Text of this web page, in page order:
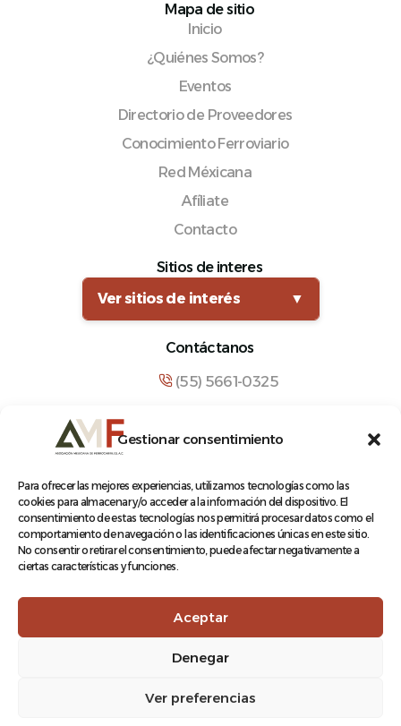
Gestionar consentimiento
Para ofrecer las mejores experiencias, utilizamos tecnologías como las
cookies para almacenar y/o acceder a la información del dispositivo. El
consentimiento de estas tecnologías nos permitirá procesar datos como el
comportamiento de navegación o las identificaciones únicas en este sitio.
No consentir o retirar el consentimiento, puede afectar negativamente a
ciertas características y funciones.
Aceptar
Denegar
Ver preferencias
Mapa de sitio
Inicio
¿Quiénes Somos?
Eventos
Directorio de Proveedores
Conocimiento Ferroviario
Red Méxicana
Afíliate
Contacto
Sitios de interes
Ver sitios de interés
▼
Contáctanos
(55) 5661-0325
Manuel María Contreras 133, Cuauhtémoc,
Terminos y condiciones
Log In